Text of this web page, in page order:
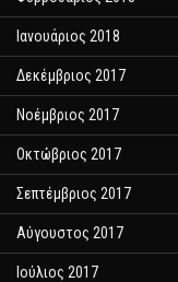
Ιανουάριος 2018
Δεκέμβριος 2017
Νοέμβριος 2017
Οκτώβριος 2017
Σεπτέμβριος 2017
Αύγουστος 2017
Ιούλιος 2017